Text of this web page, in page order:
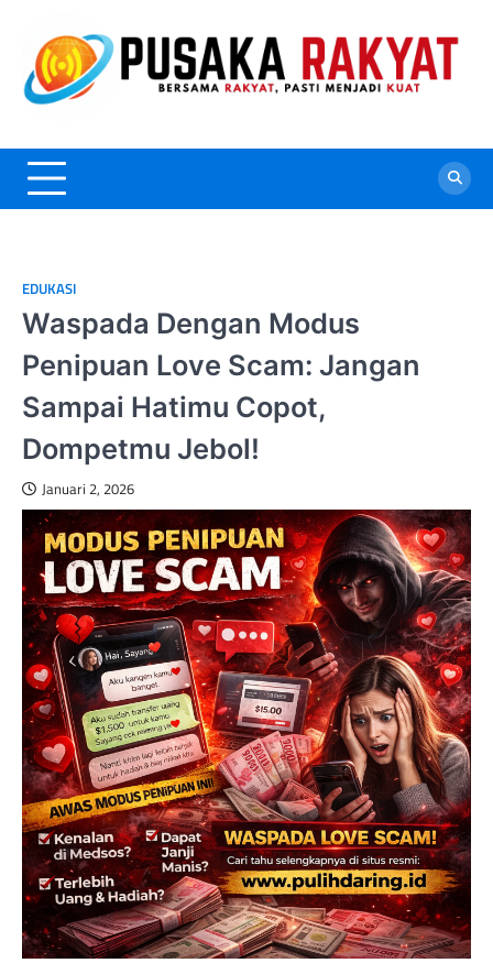
content
EDUKASI
Waspada Dengan Modus
Penipuan Love Scam: Jangan
Sampai Hatimu Copot,
Dompetmu Jebol!
Januari 2, 2026